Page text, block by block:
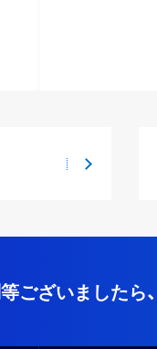
ございましたら、